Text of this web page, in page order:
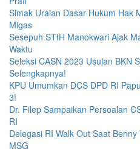
Simak Uraian Dasar Hukum Hak
Migas
Sesepuh STIH Manokwari Ajak
Waktu
Seleksi CASN 2023 Usulan BKN
Selengkapnya!
KPU Umumkan DCS DPD RI
3!
Dr. Filep Sampaikan Persoalan
RI
Delegasi RI Walk Out Saat
MSG